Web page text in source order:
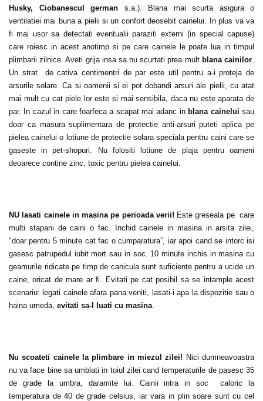
Husky, Ciobanescul german s.a.). Blana mai scurta asigura o
ventilatiei mai buna a pielii si un confort deosebit cainelui. In plus va va
fi mai usor sa detectati eventualii paraziti externi (in special capuse)
care roiesc in acest anotimp si pe care cainele le poate lua in timpul
plimbarii zilnice. Aveti grija insa sa nu scurtati prea mult blana cainilor.
Un strat de cativa centimentri de par este util pentru a-i proteja de
arsurile solare. Ca si oamenii si ei pot dobandi arsuri ale pielii, cu atat
mai mult cu cat piele lor este si mai sensibila, daca nu este aparata de
par. In cazul in care foarfeca a scapat mai adanc in blana cainelui sau
doar ca masura suplimentara de protectie anti-arsuri puteti aplica pe
pielea cainelui o lotiune de protectie solara speciala pentru caini care se
gaseste in pet-shopuri. Nu folositi lotiune de plaja pentru oameni
deoarece contine zinc, toxic pentru pielea cainelui.
NU lasati cainele in masina pe perioada verii! Este greseala pe care
multi stapani de caini o fac. Inchid cainele in masina in arsita zilei,
"doar pentru 5 minute cat fac o cumparatura”, iar apoi cand se intorc isi
gasesc patrupedul iubit mort sau in soc. 10 minute inchis in masina cu
geamurile ridicate pe timp de canicula sunt suficiente pentru a ucide un
caine, oricat de mare ar fi. Evitati pe cat posibil sa se intample acest
scenariu: legati cainele afara pana veniti, lasati-i apa la dispozitie sau o
haina umeda, evitati sa-l luati cu masina.
Nu scoateti cainele la plimbare in miezul zilei! Nici dumneavoastra
nu va face bine sa umblati in toiul zilei cand temperaturile de pasesc 35
de grade la umbra, daramite lui. Cainii intra in soc caloric la
temperatura de 40 de grade celsius, iar vara in plin soare sunt cu cel